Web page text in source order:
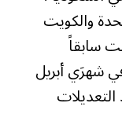
والكويت
سابقاً
شهرَي أبريل
التعديلات